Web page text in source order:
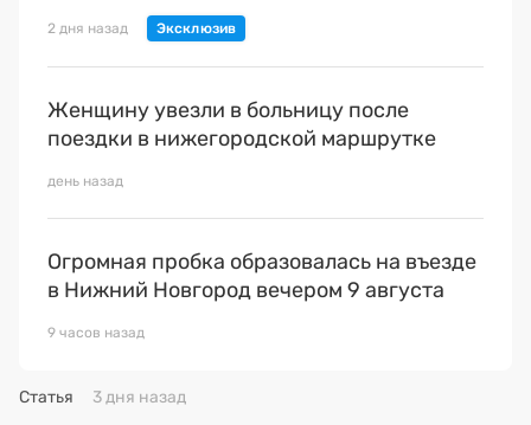
2 дня назад
Женщину увезли в больницу после
поездки в нижегородской маршрутке
день назад
Огромная пробка образовалась на въезде
в Нижний Новгород вечером 9 августа
9 часов назад
Статья 3 дня назад